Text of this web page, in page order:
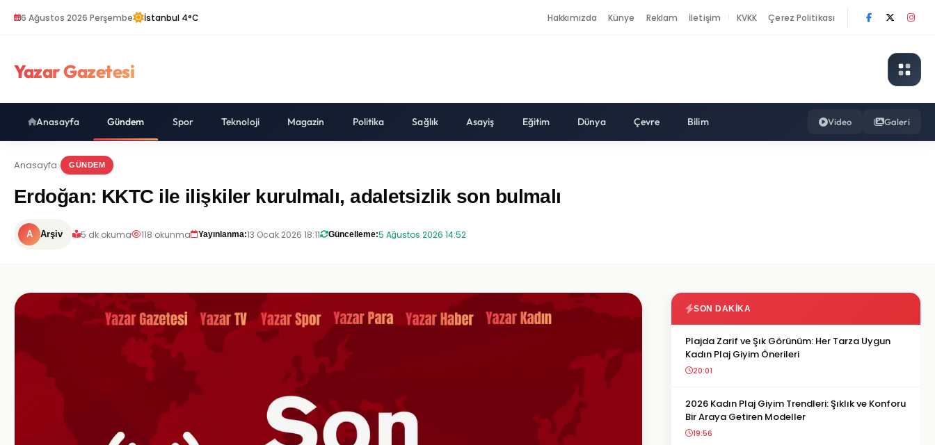
6 Ağustos 2026 Perşembe İstanbul 4°C Hakkımızda Künye Reklam İletişim KVKK Çerez Politikası
Yazar Gazetesi
Anasayfa Gündem Spor Teknoloji Magazin Politika Sağlık Asayiş Eğitim Dünya Çevre Bilim Video Galeri
Anasayfa GÜNDEM
Erdoğan: KKTC ile ilişkiler kurulmalı, adaletsizlik son bulmalı
A Arşiv 5 dk okuma 118 okunma Yayınlanma:13 Ocak 2026 18:11 Güncelleme:5 Ağustos 2026 14:52
SON DAKIKA
Plajda Zarif ve Şık Görünüm: Her Tarza Uygun
Kadın Plaj Giyim Önerileri
20:01
2026 Kadın Plaj Giyim Trendleri: Şıklık ve Konforu
Bir Araya Getiren Modeller
19:56